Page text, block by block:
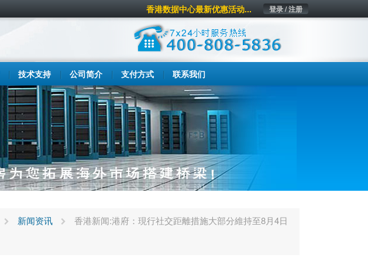
登录 / 注册
香港数据中心最新优惠活动...
技术支持 公司简介 支付方式 联系我们
新闻资讯 香港新闻:港府：現行社交距離措施大部分維持至8月4日